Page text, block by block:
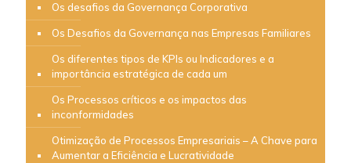
Os desafios da Governança Corporativa
Os Desafios da Governança nas Empresas Familiares
Os diferentes tipos de KPIs ou Indicadores e a
importância estratégica de cada um
Os Processos críticos e os impactos das
inconformidades
Otimização de Processos Empresariais – A Chave para
Aumentar a Eficiência e Lucratividade